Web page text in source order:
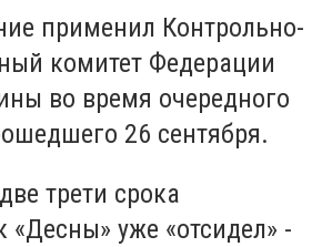
применил Контрольно-
комитет Федерации
во время очередного
26 сентября.
трети срока
«Десны» уже «отсидел» -